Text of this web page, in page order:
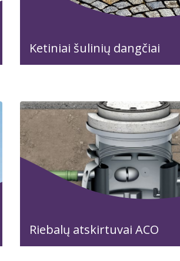
Ketiniai šulinių dangčiai
Riebalų atskirtuvai ACO